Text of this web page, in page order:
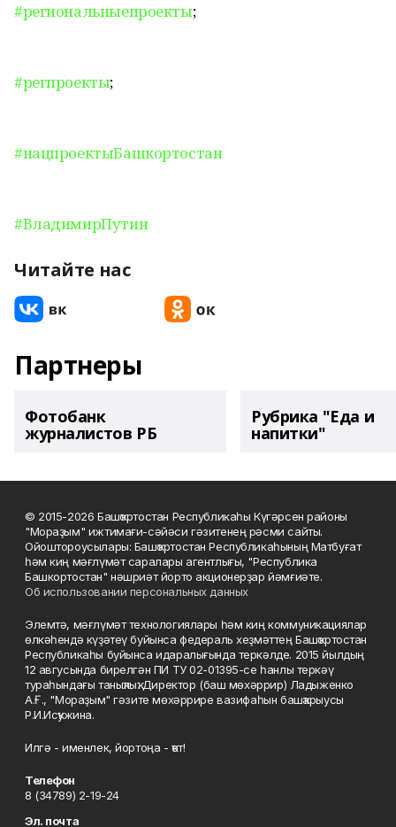
#региональныепроекты;
#регпроекты;
#нацпроектыБашкортостан
#ВладимирПутин
Читайте нас
Партнеры
Фотобанк
журналистов РБ
Рубрика "Еда и
напитки"
© 2015-2026 Башҡортостан Республикаһы Күгәрсен районы
"Мораҙым" ижтимағи-сәйәси гәзитенең рәсми сайты.
Ойоштороусылары: Башҡортостан Республикаһының Матбуғат
һәм киң мәғлүмәт саралары агентлығы, "Республика
Башкортостан" нәшриәт йорто акционерҙар йәмғиәте.
Об использовании персональных данных
Элемтә, мәғлүмәт технологиялары һәм киң коммуникациялар
өлкәһендә күҙәтеү буйынса федераль хеҙмәттең Башҡортостан
Республикаһы буйынса идаралығында теркәлде. 2015 йылдың
12 авгусында бирелгән ПИ ТУ 02-01395-се һанлы теркәү
тураһындағы таныҡлыҡ. Директор (баш мөхәррир) Ладыженко
А.Ғ., "Мораҙым" гәзите мөхәррире вазифаһын башҡарыусы
Р.И.Исҡужина.
Илгә - именлек, йортоңа - ҡот!
Телефон
8 (34789) 2-19-24
Эл. почта